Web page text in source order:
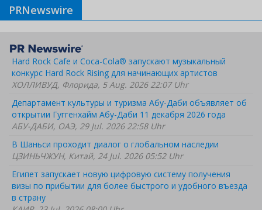
PRNewswire
Hard Rock Cafe и Coca-Cola® запускают музыкальный
конкурс Hard Rock Rising для начинающих артистов
ХОЛЛИВУД, Флорида, 5 Aug. 2026 22:07 Uhr
Департамент культуры и туризма Абу-Даби объявляет об
открытии Гуггенхайм Абу-Даби 11 декабря 2026 года
АБУ-ДАБИ, ОАЭ, 29 Jul. 2026 22:58 Uhr
В Шаньси проходит диалог о глобальном наследии
ЦЗИНЬЧЖУН, Китай, 24 Jul. 2026 05:52 Uhr
Египет запускает новую цифровую систему получения
визы по прибытии для более быстрого и удобного въезда
в страну